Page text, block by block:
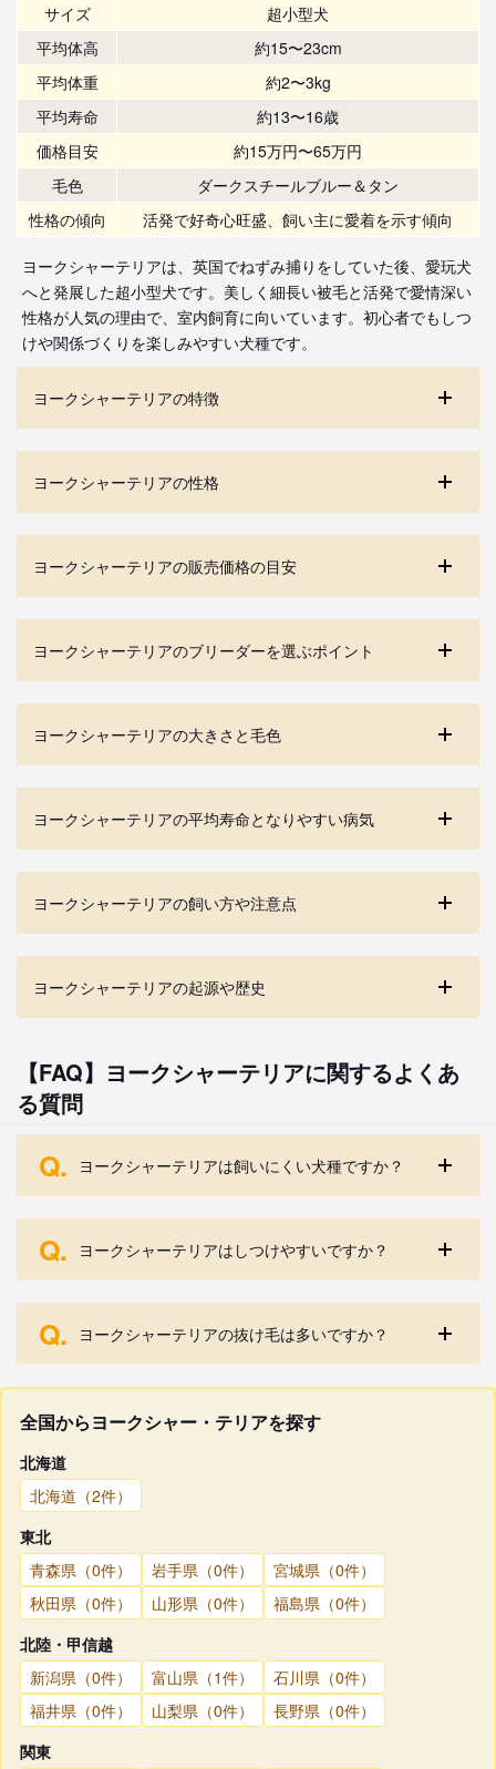
サイズ
超小型犬
平均体高
約15〜23cm
平均体重
約2〜3kg
平均寿命
約13〜16歳
価格目安
約15万円〜65万円
毛色
ダークスチールブルー＆タン
性格の傾向
活発で好奇心旺盛、飼い主に愛着を示す傾向
ヨークシャーテリアは、英国でねずみ捕りをしていた後、愛玩犬
へと発展した超小型犬です。美しく細長い被毛と活発で愛情深い
性格が人気の理由で、室内飼育に向いています。初心者でもしつ
けや関係づくりを楽しみやすい犬種です。
ヨークシャーテリアの特徴
ヨークシャーテリアの性格
ヨークシャーテリアの販売価格の目安
ヨークシャーテリアのブリーダーを選ぶポイント
ヨークシャーテリアの大きさと毛色
ヨークシャーテリアの平均寿命となりやすい病気
ヨークシャーテリアの飼い方や注意点
ヨークシャーテリアの起源や歴史
【FAQ】ヨークシャーテリアに関するよくあ
る質問
Q. ヨークシャーテリアは飼いにくい犬種ですか？
Q. ヨークシャーテリアはしつけやすいですか？
Q. ヨークシャーテリアの抜け毛は多いですか？
全国からヨークシャー・テリアを探す
北海道
北海道（2件）
東北
青森県（0件）
岩手県（0件）
宮城県（0件）
秋田県（0件）
山形県（0件）
福島県（0件）
北陸・甲信越
新潟県（0件）
富山県（1件）
石川県（0件）
福井県（0件）
山梨県（0件）
長野県（0件）
関東